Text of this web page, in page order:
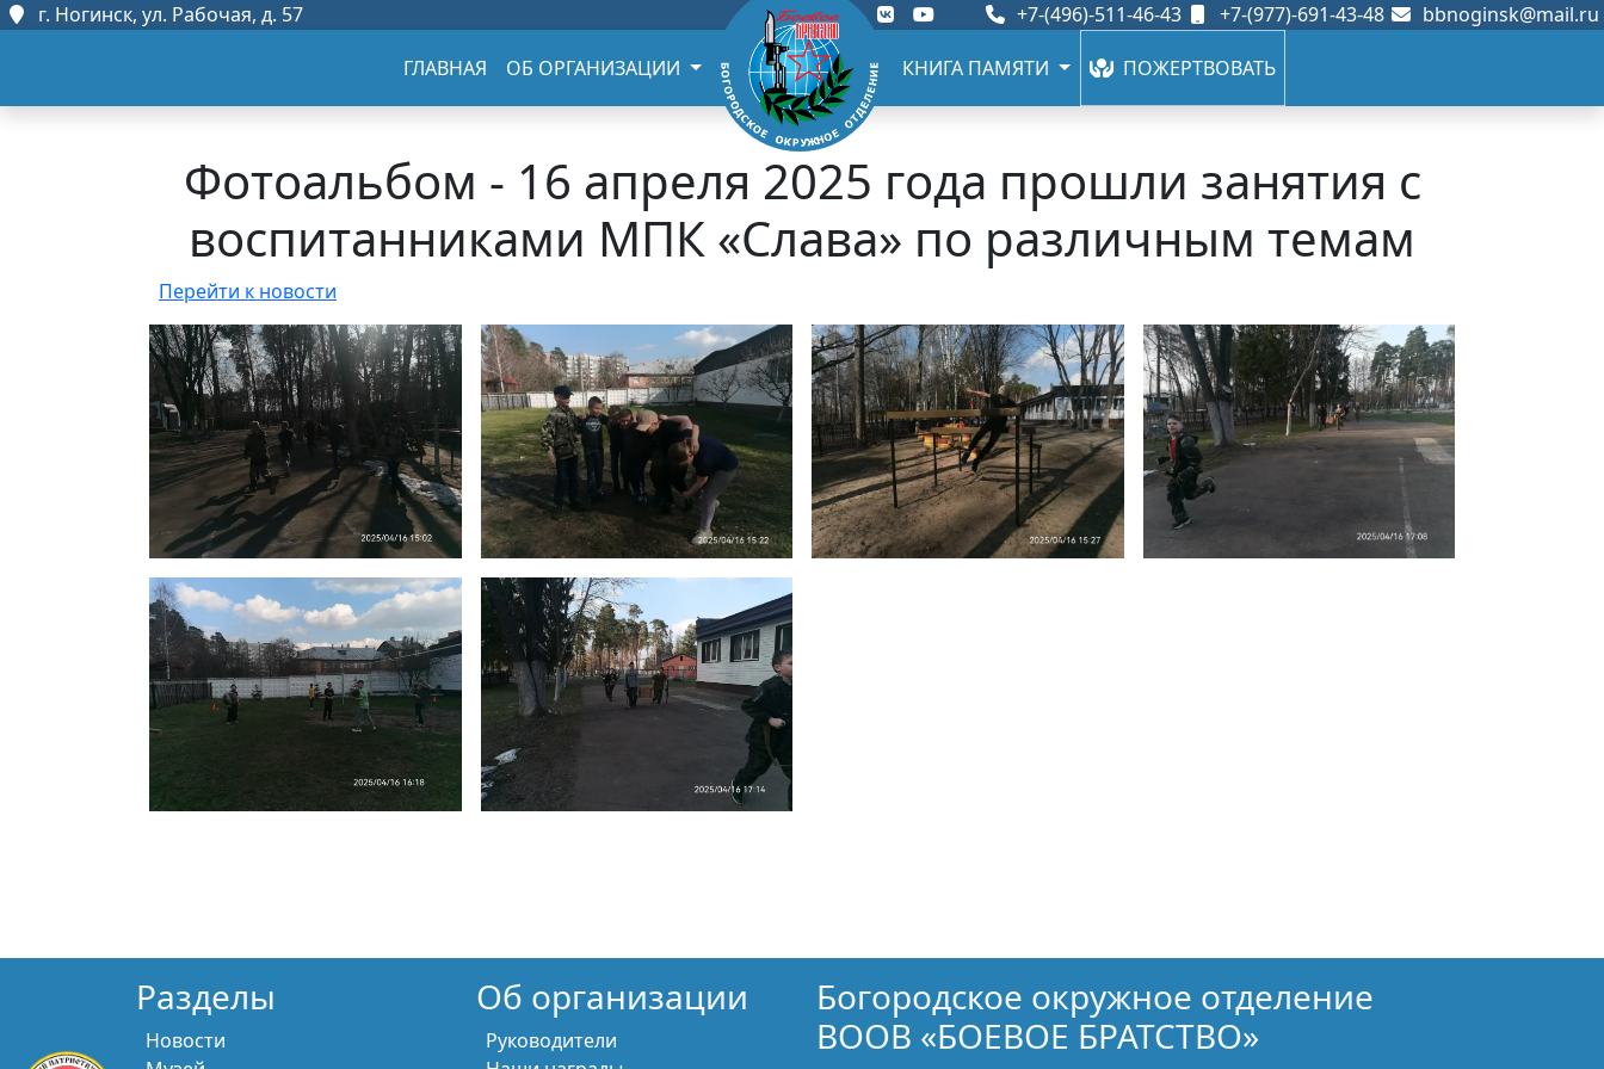
г. Ногинск, ул. Рабочая, д. 57 +7-(496)-511-46-43 +7-(977)-691-43-48 bbnoginsk@mail.ru
ГЛАВНАЯ ОБ ОРГАНИЗАЦИИ КНИГА ПАМЯТИ ПОЖЕРТВОВАТЬ
Фотоальбом - 16 апреля 2025 года прошли занятия с
воспитанниками МПК «Слава» по различным темам
Перейти к новости
Разделы
Новости
Об организации
Руководители
Богородское окружное отделение
ВООВ «БОЕВОЕ БРАТСТВО»